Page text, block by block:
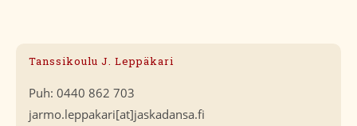
Tanssikoulu J. Leppäkari
Puh: 0440 862 703
jarmo.leppakari[at]jaskadansa.fi